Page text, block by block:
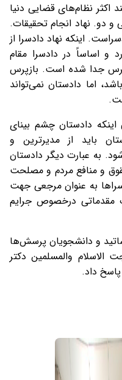
اکثر نظام‌های قضایی دنیا
و دو. نهاد انجام تحقیقات.
اینکه نهاد دادسرا از
و اساساً در دادسرا مقام
جدا شده است. بازپرس
اما دادستان نمی‌تواند
دادستان چشم بینای
باید از مدیرترین و
به عبارت دیگر دادستان
و منافع مردم و مصلحت
به عنوان مرجعی جهت
مقدماتی درخصوص جرایم
و دانشجویان پرسش‌ها
والمسلمین دکتر
داد.